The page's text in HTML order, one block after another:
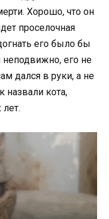
Хорошо, что он
проселочная
его было бы
неподвижно, его не
дался в руки, а не
назвали кота,